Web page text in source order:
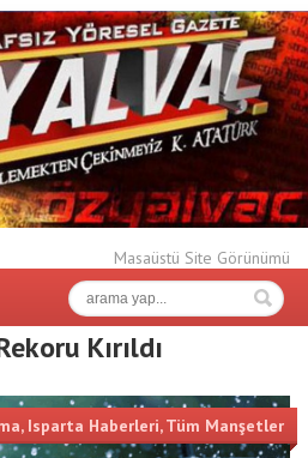
Masaüstü Site Görünümü
Kırıldı
, Isparta Haberleri,Tüm Manşetler